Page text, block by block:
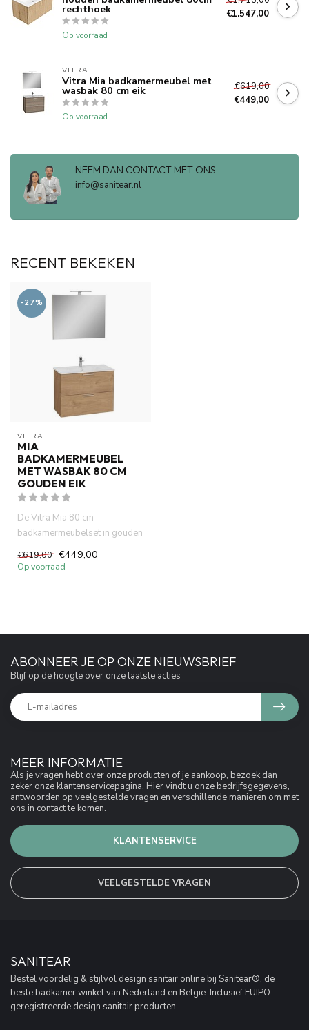
rechthoek
Op voorraad
€1.547,00
VITRA
Vitra Mia badkamermeubel met
wasbak 80 cm eik
Op voorraad
€619,00
€449,00
NEEM DAN CONTACT MET ONS
info@sanitear.nl
RECENT BEKEKEN
-27%
VITRA
MIA
BADKAMERMEUBEL
MET WASBAK 80 CM
GOUDEN EIK
De Vitra Mia 80 cm
badkamermeubelset in gouden
eik is een eigentijdse,
ruimtebes...
€619,00 €449,00
Op voorraad
MEER INFORMATIE
Als je vragen hebt over onze producten of je aankoop, bezoek dan
zeker onze klantenservicepagina. Hier vindt u onze bedrijfsgegevens,
antwoorden op veelgestelde vragen en verschillende manieren om met
ons in contact te komen.
KLANTENSERVICE
VEELGESTELDE VRAGEN
ABONNEER JE OP ONZE NIEUWSBRIEF
Blijf op de hoogte over onze laatste acties
SANITEAR
Bestel voordelig & stijlvol design sanitair online bij Sanitear®, de
beste badkamer winkel van Nederland en België. Inclusief EUIPO
geregistreerde design sanitair producten.